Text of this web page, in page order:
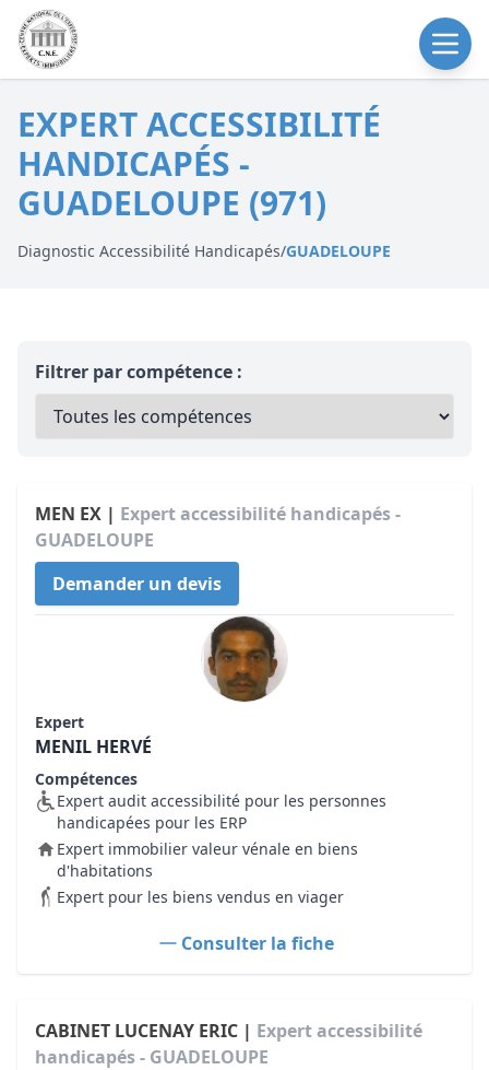
EXPERT ACCESSIBILITÉ
HANDICAPÉS -
GUADELOUPE (971)
Diagnostic Accessibilité Handicapés/GUADELOUPE
Filtrer par compétence :
MEN EX | Expert accessibilité handicapés -
GUADELOUPE
Demander un devis
Expert
MENIL HERVÉ
Compétences
Expert audit accessibilité pour les personnes
handicapées pour les ERP
Expert immobilier valeur vénale en biens
d'habitations
Expert pour les biens vendus en viager
Consulter la fiche
CABINET LUCENAY ERIC | Expert accessibilité
handicapés - GUADELOUPE